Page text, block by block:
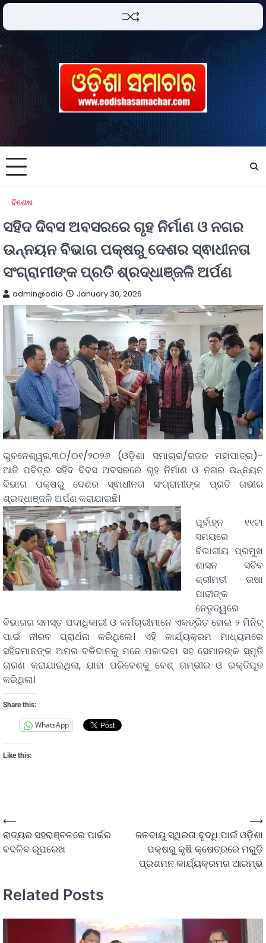
ବିଶେଷ
ସହିଦ ଦିବସ ଅବସରରେ ଗୃହ ନିର୍ମାଣ ଓ ନଗର
ଉନ୍ନୟନ ବିଭାଗ ପକ୍ଷରୁ ଦେଶର ସ୍ଵାଧୀନତା
ସଂଗ୍ରାମୀଙ୍କ ପ୍ରତି ଶ୍ରଦ୍ଧାଞ୍ଜଳି ଅର୍ପଣ
admin@odia January 30, 2026
ଭୁବନେଶ୍ୱର,୩୦/୦୧/୨୦୨୬ (ଓଡ଼ିଶା ସମାଚାର/ରଜତ ମହାପାତ୍ର)-
ଆଜି ପବିତ୍ର ସହିଦ ଦିବସ ଅବସରରେ ଗୃହ ନିର୍ମାଣ ଓ ନଗର ଉନ୍ନୟନ
ବିଭାଗ ପକ୍ଷରୁ ଦେଶର ସ୍ଵାଧୀନତା ସଂଗ୍ରାମୀଙ୍କ ପ୍ରତି ଗଭୀର
ଶ୍ରଦ୍ଧାଞ୍ଜଳି ଅର୍ପଣ କରାଯାଇଛି।
ପୂର୍ବାହ୍ନ ୧୧ଟା
ସମୟରେ
ବିଭାଗୀୟ ପ୍ରମୁଖ
ଶାସନ ସଚିବ
ଶ୍ରୀମତୀ ଉଷା
ପାଢୀଙ୍କ
ନେତୃତ୍ୱରେ
ବିଭାଗର ସମସ୍ତ ପଦାଧିକାରୀ ଓ କର୍ମଚାରୀମାନେ ଏକତ୍ରିତ ହୋଇ ୨ ମିନିଟ୍
ପାଇଁ ନୀରବ ପ୍ରାର୍ଥନା କରିଥିଲେ। ଏହି କାର୍ଯ୍ୟକ୍ରମ ମାଧ୍ୟମରେ
ସହିଦମାନଙ୍କ ଅମର ବଳିଦାନକୁ ମନେ ପକାଇବା ସହ ସେମାନଙ୍କ ସ୍ମୃତି
ଚାରଣ କରାଯାଇଥିଲା, ଯାହା ପରିବେଶକୁ ବେଶ୍ ଗମ୍ଭୀର ଓ ଭକ୍ତିପୂତ
କରିଥିଲା।
Share this:
WhatsApp
Like this:
⟵
ରାଜ୍ୟର ସହରାଞ୍ଚଳରେ ପାର୍କର
ବଦଳିବ ରୂପରେଖ
ଜଳବାୟୁ ସ୍ଥିରତା ବୃଦ୍ଧି ପାଇଁ ଓଡ଼ିଶା
ପକ୍ଷରୁ କୃଷି କ୍ଷେତ୍ରରେ ମରୁଡ଼ି
ପ୍ରଶମନ କାର୍ଯ୍ୟକ୍ରମର ଆରମ୍ଭ
⟶
Related Posts